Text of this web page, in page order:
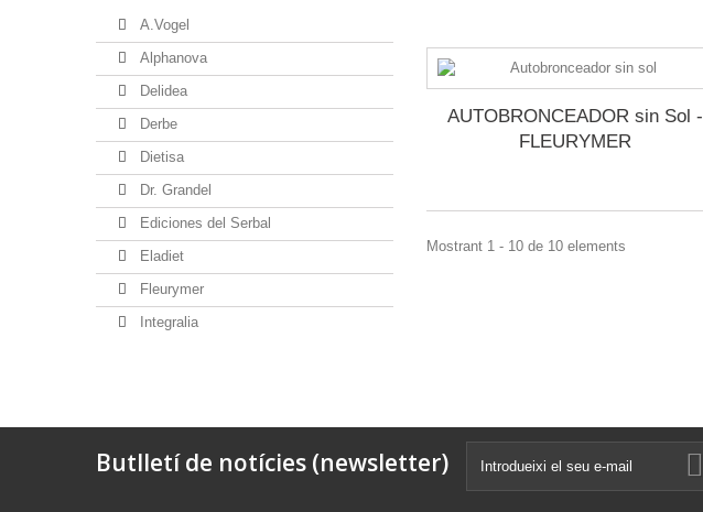
A.Vogel
Alphanova
Delidea
Derbe
Dietisa
Dr. Grandel
Ediciones del Serbal
Eladiet
Fleurymer
Integralia
AUTOBRONCEADOR sin Sol -
FLEURYMER
Mostrant 1 - 10 de 10 elements
Butlletí de notícies (newsletter)